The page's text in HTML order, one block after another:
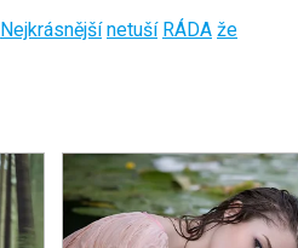
Nejkrásnější netuší RÁDA že